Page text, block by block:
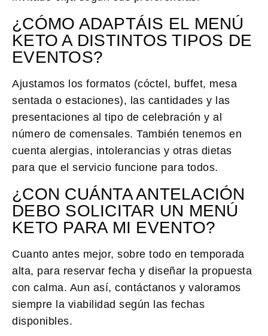
¿CÓMO ADAPTÁIS EL MENÚ
KETO A DISTINTOS TIPOS DE
EVENTOS?
Ajustamos los formatos (cóctel, buffet, mesa
sentada o estaciones), las cantidades y las
presentaciones al tipo de celebración y al
número de comensales. También tenemos en
cuenta alergias, intolerancias y otras dietas
para que el servicio funcione para todos.
¿CON CUÁNTA ANTELACIÓN
DEBO SOLICITAR UN MENÚ
KETO PARA MI EVENTO?
Cuanto antes mejor, sobre todo en temporada
alta, para reservar fecha y diseñar la propuesta
con calma. Aun así, contáctanos y valoramos
siempre la viabilidad según las fechas
disponibles.